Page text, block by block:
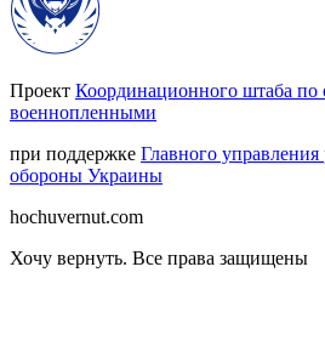
Проект Координационного штаба
военнопленными
при поддержке Главного
обороны Украины
hochuvernut.com
Хочу вернуть. Все права защищены